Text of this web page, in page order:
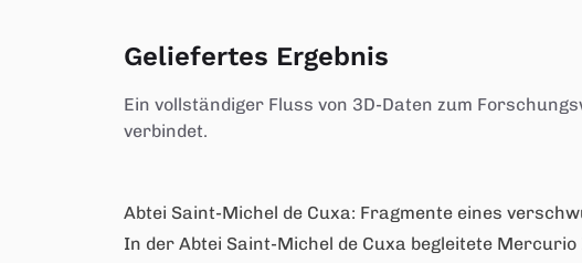
Geliefertes Ergebnis
Ein vollständiger Fluss von 3D-Daten zum
verbindet.
Abtei Saint-Michel de Cuxa: Fragmente eines
In der Abtei Saint-Michel de Cuxa begleitete